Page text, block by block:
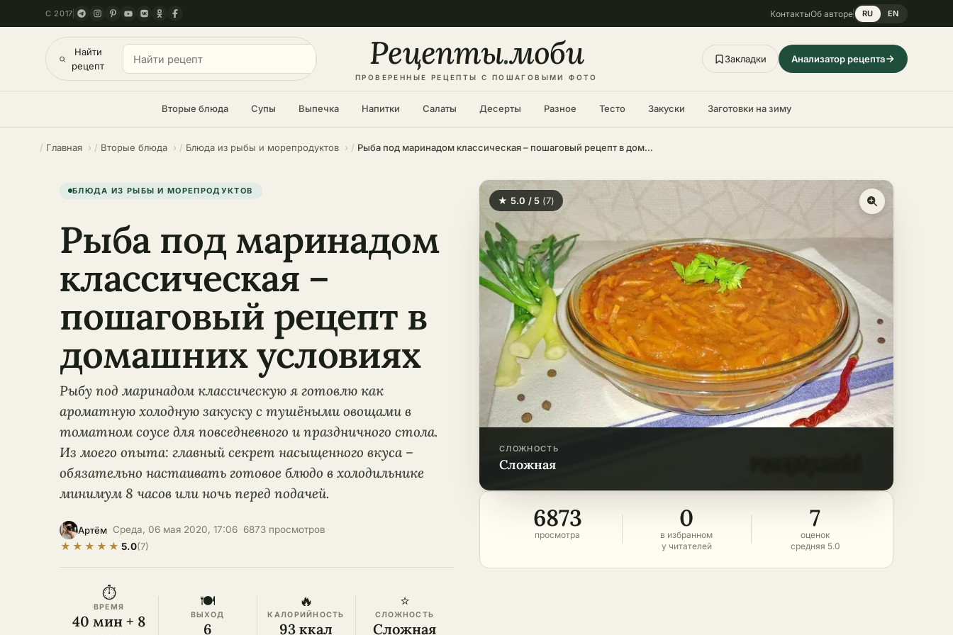
С 2017 КонтактыОб авторе RU EN
Найти
рецепт
Рецепты.моби
ПРОВЕРЕННЫЕ РЕЦЕПТЫ С ПОШАГОВЫМИ ФОТО
Закладки Анализатор рецепта
Вторые блюда Супы Выпечка Напитки Салаты Десерты Разное Тесто Закуски Заготовки на зиму
Главная Вторые блюда Блюда из рыбы и морепродуктов Рыба под маринадом классическая – пошаговый рецепт в домашних условиях
★ 5.0 / 5 (7)
СЛОЖНОСТЬ
сложная
6873
просмотра
0
в избранном
у читателей
7
оценок
средняя 5.0
БЛЮДА ИЗ РЫБЫ И МОРЕПРОДУКТОВ
Рыба под маринадом
классическая –
пошаговый рецепт в
домашних условиях
Рыбу под маринадом классическую я готовлю как
ароматную холодную закуску с тушёными овощами в
томатном соусе для повседневного и праздничного стола.
Из моего опыта: главный секрет насыщенного вкуса –
обязательно настаивать готовое блюдо в холодильнике
минимум 8 часов или ночь перед подачей.
Артём Среда, 06 мая 2020, 17:06 6873 просмотров
★ ★ ★ ★ ★ 5.0(7)
⏱
ВРЕМЯ
40 мин + 8
🍽
ВЫХОД
6
🔥
КАЛОРИЙНОСТЬ
93 ккал
⭐
СЛОЖНОСТЬ
Сложная